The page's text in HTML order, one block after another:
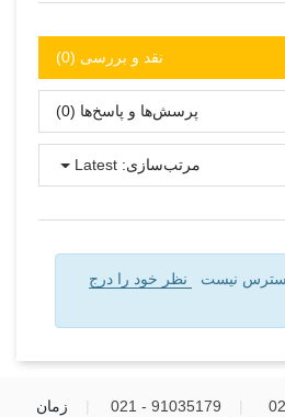
نقد و بررسی‌‌ (0)
پرسش‌ها و پاسخ‌ها (0)
مرتب‌سازی: Latest
نیست
نظر خود را درج
91035179 - 021
زمان